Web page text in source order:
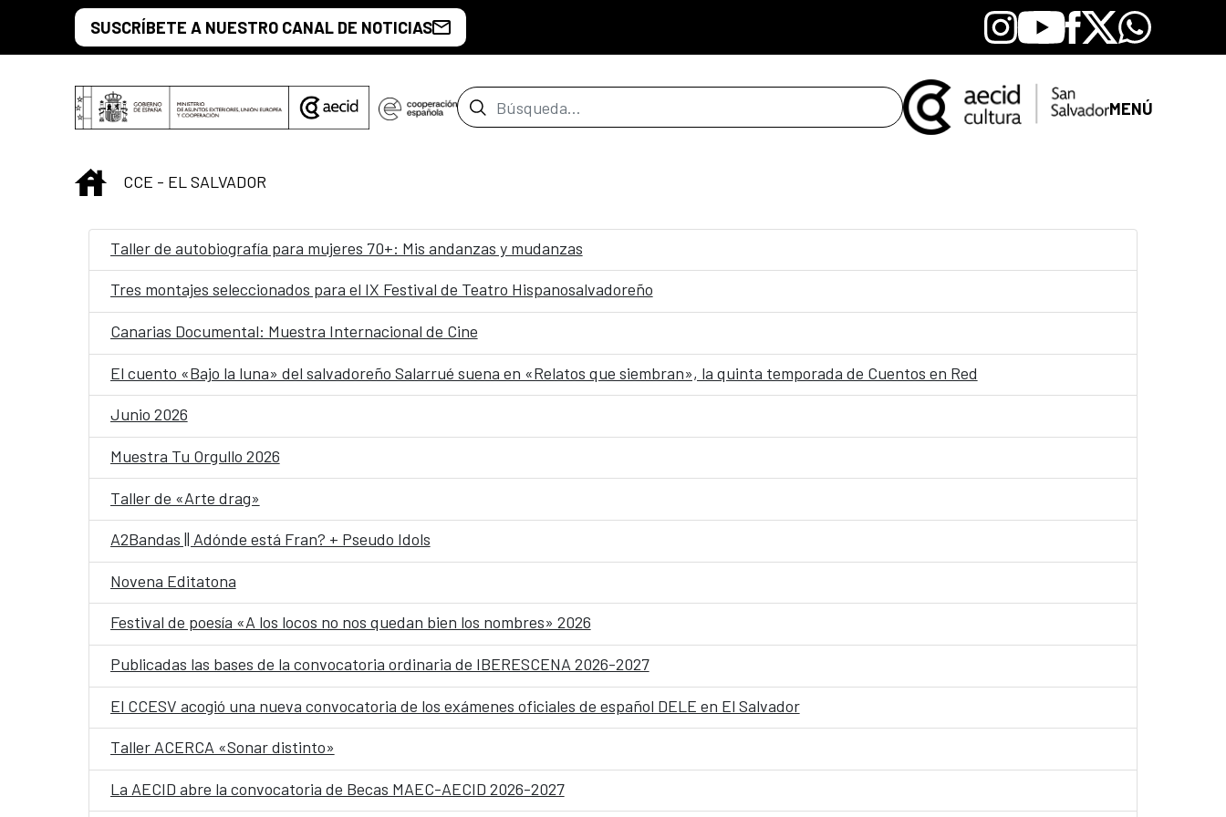
Saltar al contenido principal
SUSCRÍBETE A NUESTRO CANAL DE NOTICIAS Instagram
YoutubeFacebook
X Whatsapp
Barra de búsqueda MENÚ
INICIO
CCE - EL SALVADOR
Taller de autobiografía para mujeres 70+: Mis andanzas y mudanzas
Tres montajes seleccionados para el IX Festival de Teatro Hispanosalvadoreño
Canarias Documental: Muestra Internacional de Cine
El cuento «Bajo la luna» del salvadoreño Salarrué suena en «Relatos que siembran», la quinta temporada de Cuentos en Red
Junio 2026
Muestra Tu Orgullo 2026
Taller de «Arte drag»
A2Bandas || Adónde está Fran? + Pseudo Idols
Novena Editatona
Festival de poesía «A los locos no nos quedan bien los nombres» 2026
Publicadas las bases de la convocatoria ordinaria de IBERESCENA 2026-2027
El CCESV acogió una nueva convocatoria de los exámenes oficiales de español DELE en El Salvador
Taller ACERCA «Sonar distinto»
La AECID abre la convocatoria de Becas MAEC-AECID 2026-2027